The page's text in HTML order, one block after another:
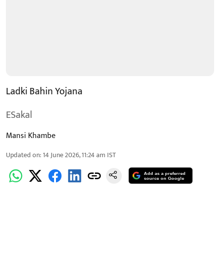
Ladki Bahin Yojana
ESakal
Mansi Khambe
Updated on:14 June 2026, 11:24 am IST
Add as a preferred
source on Google